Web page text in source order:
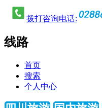
拨打咨询电话:
线路
首页
搜索
个人中心